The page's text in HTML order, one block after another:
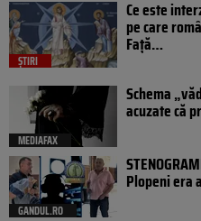
ȘTIRI
Ce este
pe care
Față…
MEDIAFAX
Schema
acuzate că
GANDUL.RO
Plopeni era